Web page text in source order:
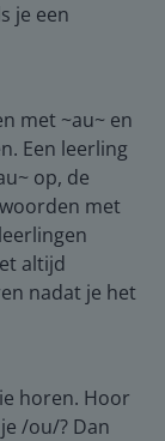
je een
met ~au~ en
Een leerling
op, de
met
altijd
nadat je het
horen. Hoor
/ou/? Dan